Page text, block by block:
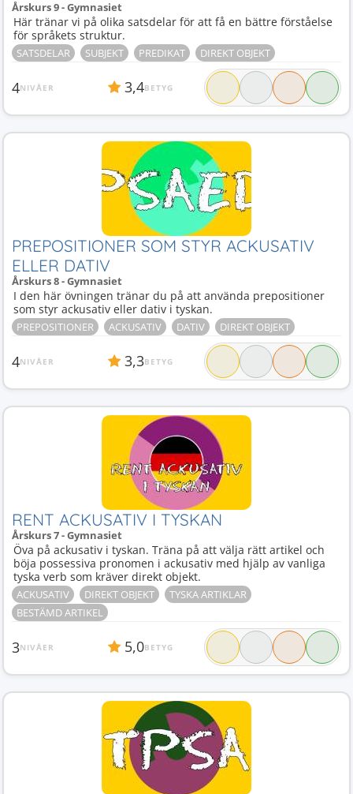
Årskurs 9 - Gymnasiet
Här tränar vi på olika satsdelar för att få en bättre förståelse
för språkets struktur.
SATSDELAR SUBJEKT PREDIKAT DIREKT OBJEKT
4NIVÅER 3,4BETYG
PREPOSITIONER SOM STYR ACKUSATIV
ELLER DATIV
Årskurs 8 - Gymnasiet
I den här övningen tränar du på att använda prepositioner
som styr ackusativ eller dativ i tyskan.
PREPOSITIONER ACKUSATIV DATIV DIREKT OBJEKT
4NIVÅER 3,3BETYG
RENT ACKUSATIV I TYSKAN
Årskurs 7 - Gymnasiet
Öva på ackusativ i tyskan. Träna på att välja rätt artikel och
böja possessiva pronomen i ackusativ med hjälp av vanliga
tyska verb som kräver direkt objekt.
ACKUSATIV DIREKT OBJEKT
TYSKA ARTIKLAR
BESTÄMD ARTIKEL
3NIVÅER 5,0BETYG